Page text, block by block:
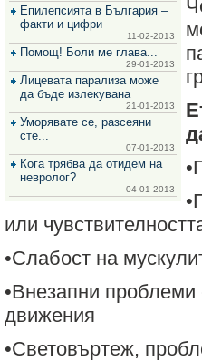
Епилепсията в България –
факти и цифри
11-02-2013
Помощ! Боли ме глава...
29-01-2013
Лицевата парализа може
да бъде излекувана
21-01-2013
Уморявате се, разсеяни
сте...
07-01-2013
Кога трябва да отидем на
невролог?
04-01-2013
или
•Слабост на
•Внезапни
движения
•Световъртеж,